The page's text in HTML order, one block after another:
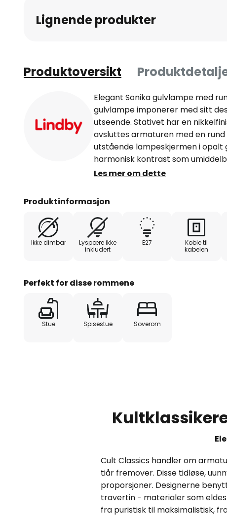
bildegalleri
Lignende produkter
Produktoversikt
Elegant Sonika gulvlampe med
gulvlampe imponerer med sitt
utseende. Stativet har en
avsluttes armaturen med en
utstående lampeskjermen i opalt
harmonisk kontrast som
glasset har den fordelen at lyset
stilfull aksentbelysning i stuen.
fotbryter, er enkel å betjene og
Les mer om dette
Produktinformasjon
Ikke dimbar
Lyspære ikke
inkludert
E27
Koble til
kabelen
Perfekt for disse rommene
Stue Spisestue Soverom
Cult Classics handler om
tiår fremover. Disse tidløse,
proporsjoner. Designerne
travertin - materialer som
fra puristisk til maksimalistisk,